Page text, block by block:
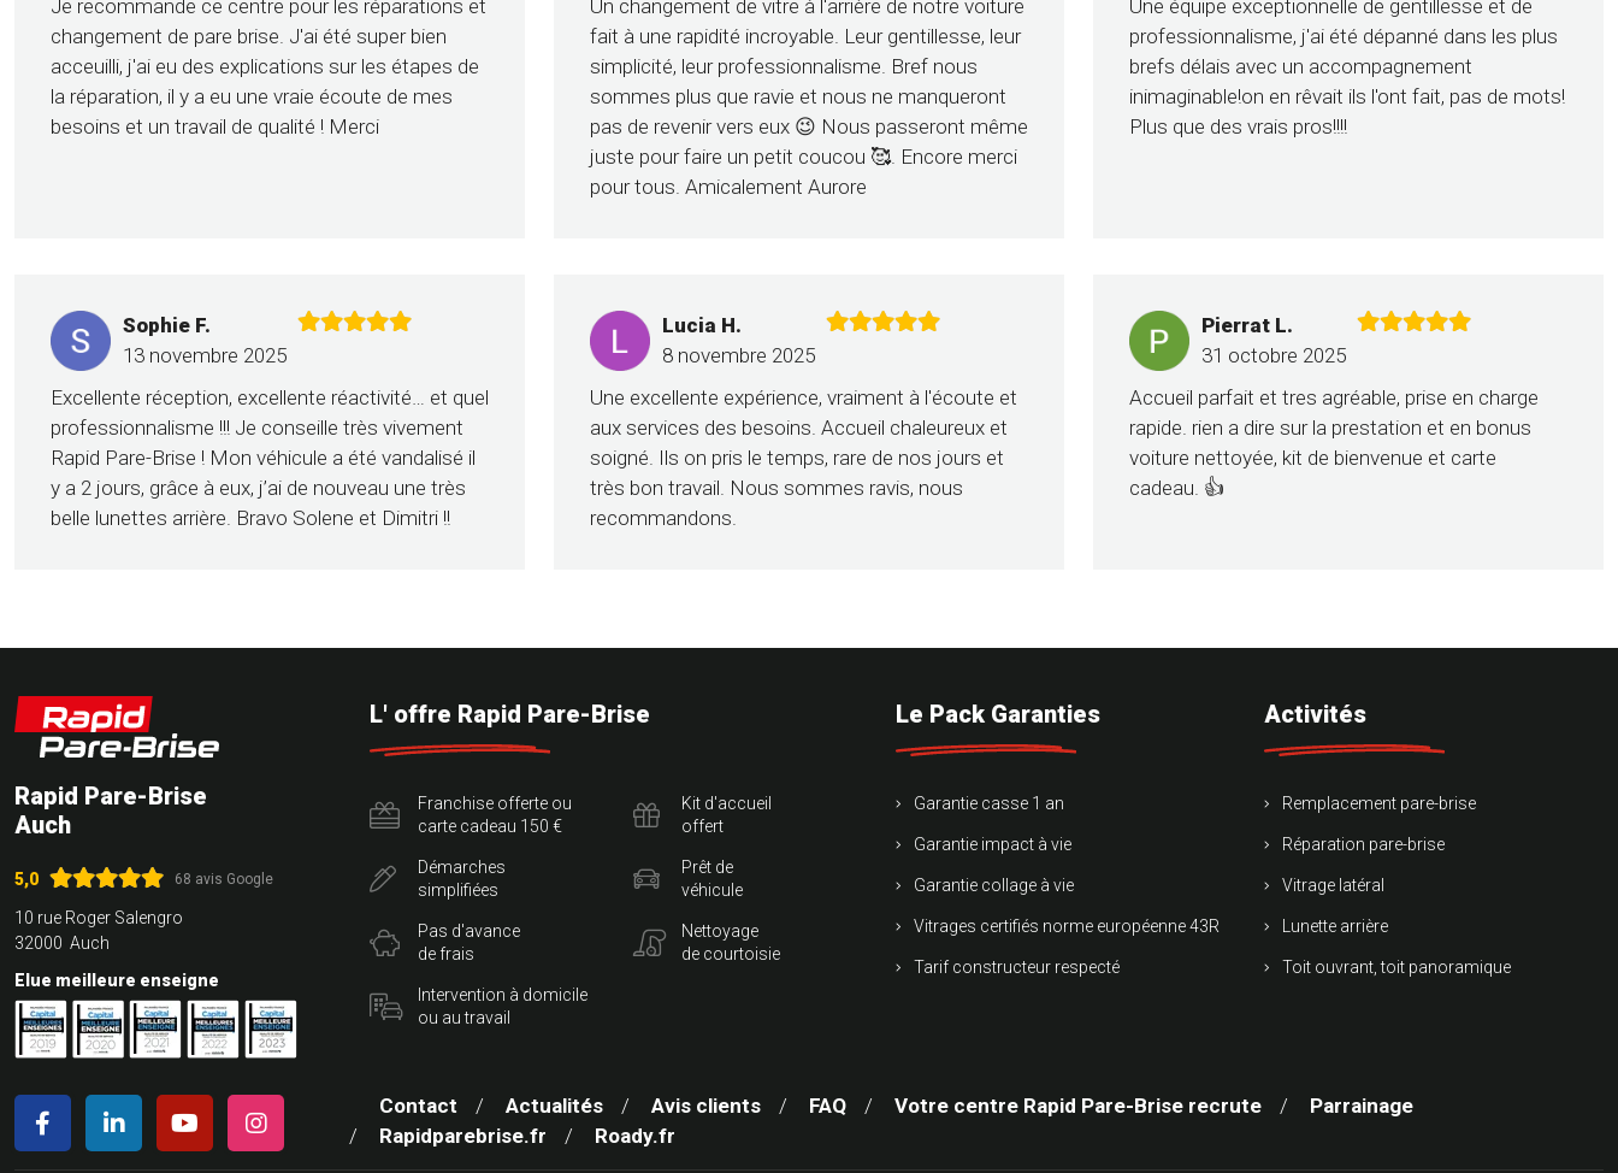
Je recommande ce centre pour les réparations et
changement de pare brise. J'ai été super bien
acceuilli, j'ai eu des explications sur les étapes de
la réparation, il y a eu une vraie écoute de mes
besoins et un travail de qualité ! Merci
Un changement de vitre à l'arrière de notre voiture
fait à une rapidité incroyable. Leur gentillesse, leur
simplicité, leur professionnalisme. Bref nous
sommes plus que ravie et nous ne manqueront
pas de revenir vers eux 😉 Nous passeront même
juste pour faire un petit coucou 🥰. Encore merci
pour tous. Amicalement Aurore
Une équipe exceptionnelle de gentillesse et de
professionnalisme, j'ai été dépanné dans les plus
brefs délais avec un accompagnement
inimaginable!on en rêvait ils l'ont fait, pas de mots!
Plus que des vrais pros!!!!
Sophie F.
13 novembre 2025
Excellente réception, excellente réactivité… et quel
professionnalisme !!! Je conseille très vivement
Rapid Pare-Brise ! Mon véhicule a été vandalisé il
y a 2 jours, grâce à eux, j’ai de nouveau une très
belle lunettes arrière. Bravo Solene et Dimitri !!
Lucia H.
8 novembre 2025
Une excellente expérience, vraiment à l'écoute et
aux services des besoins. Accueil chaleureux et
soigné. Ils on pris le temps, rare de nos jours et
très bon travail. Nous sommes ravis, nous
recommandons.
Pierrat L.
31 octobre 2025
Accueil parfait et tres agréable, prise en charge
rapide. rien a dire sur la prestation et en bonus
voiture nettoyée, kit de bienvenue et carte
cadeau. 👍
Rapid Pare-Brise
Auch
5,0 68 avis Google
10 rue Roger Salengro
32000 Auch
Elue meilleure enseigne
L' offre Rapid Pare-Brise
Franchise offerte ou
carte cadeau 150 €
Démarches
simplifiées
Pas d'avance
de frais
Intervention à domicile
ou au travail
Kit d'accueil
offert
Prêt de
véhicule
Nettoyage
de courtoisie
Le Pack Garanties
Garantie casse 1 an
Garantie impact à vie
Garantie collage à vie
Vitrages certifiés norme européenne 43R
Tarif constructeur respecté
Activités
Remplacement pare-brise
Réparation pare-brise
Vitrage latéral
Lunette arrière
Toit ouvrant, toit panoramique
Contact Actualités Avis clients FAQ Votre centre Rapid Pare-Brise recrute
Parrainage
Rapidparebrise.fr
Roady.fr